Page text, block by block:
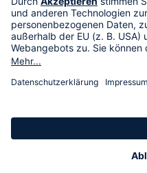
HSE International